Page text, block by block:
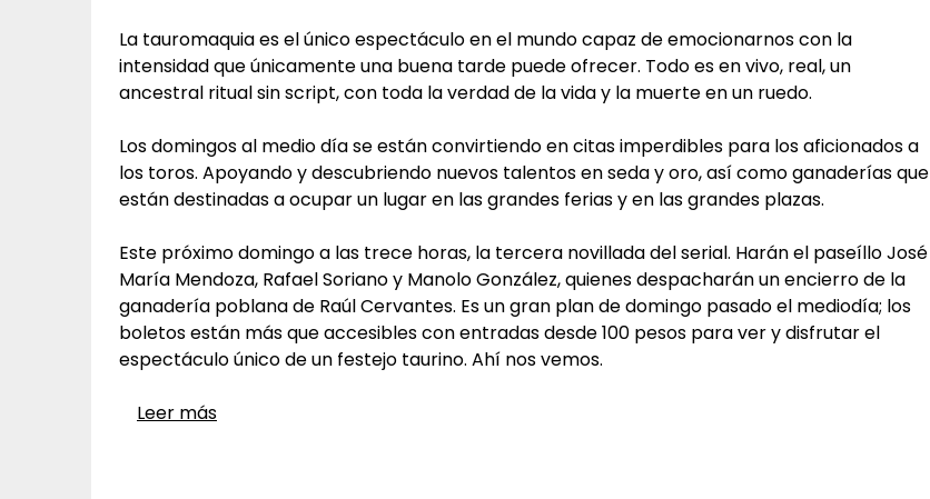
La tauromaquia es el único espectáculo en el mundo capaz de emocionarnos con la
intensidad que únicamente una buena tarde puede ofrecer. Todo es en vivo, real, un
ancestral ritual sin script, con toda la verdad de la vida y la muerte en un ruedo.
Los domingos al medio día se están convirtiendo en citas imperdibles para los aficionados a
los toros. Apoyando y descubriendo nuevos talentos en seda y oro, así como ganaderías que
están destinadas a ocupar un lugar en las grandes ferias y en las grandes plazas.
Este próximo domingo a las trece horas, la tercera novillada del serial. Harán el paseíllo José
María Mendoza, Rafael Soriano y Manolo González, quienes despacharán un encierro de la
ganadería poblana de Raúl Cervantes. Es un gran plan de domingo pasado el mediodía; los
boletos están más que accesibles con entradas desde 100 pesos para ver y disfrutar el
espectáculo único de un festejo taurino. Ahí nos vemos.
Leer más